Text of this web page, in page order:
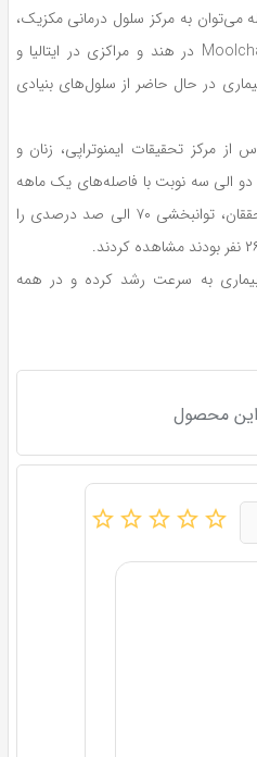
می‌توان به مرکز سلول درمانی مکزیک،
مرکز سلول درمانی Moolchand Medcity در هند و مراکزی در ایتالیا و
در حال حاضر از سلول‌های بنیادی
مرکز تحقیقات ایمنوتراپی، زنان و
الی سه نوبت با فاصله‌های یک ماهه
تحت سلول درمانی قرار دادند. محققان، توانبخشی ۷۰ الی صد درصدی را
به سرعت رشد کرده و در همه
محصول